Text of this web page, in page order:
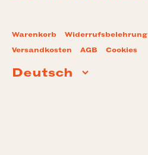
Warenkorb Widerrufsbelehrung
Versandkosten AGB Cookies
Sprache
Deutsch